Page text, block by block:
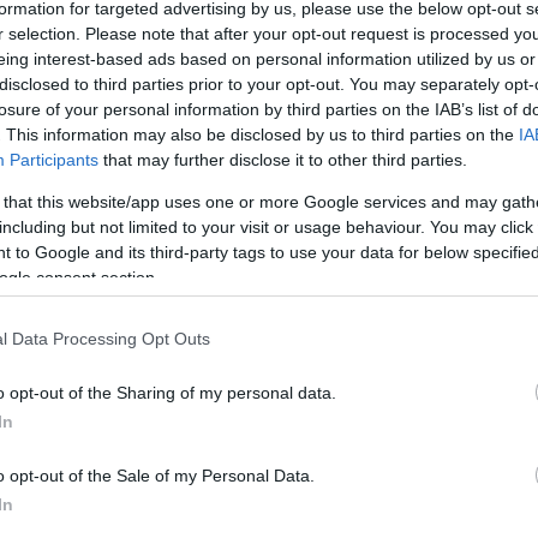
for targeted advertising by us, please use the below opt-out
selection. Please note that after your opt-out request is processed
interest-based ads based on personal information utilized by us
to third parties prior to your opt-out. You may separately
of your personal information by third parties on the IAB’s list of
This information may also be disclosed by us to third parties on the
Participants that may further disclose it to other third parties.
that this website/app uses one or more Google services and may
but not limited to your visit or usage behaviour. You may
to Google and its third-party tags to use your data for below
consent section.
Data Processing Opt Outs
opt-out of the Sharing of my personal data.
opt-out of the Sale of my Personal Data.
kampusz új épületéről elmondta, folyamatban
Egyetemtől. Az Emberi Erőforrás Fejlesztési
megvalósuló fejlesztésre a terveik elkészültek,
pedig várhatóan 2019-re fejeződnek be. Pavlik
kapcsolódó kutatási célú programokra eddig
úgy fogalmazott: a Budapesti Corvinus
felsőoktatás fejlesztését korábban is
a mintegy 1900 négyzetméter alapterületű,
kialakítanak egy 160 hallgatót befogadó és
konzultációs termet és egy könyvtárat is.